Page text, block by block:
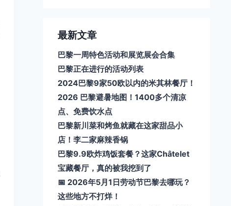
最新文章
巴黎一周特色活动和展览展会合集
巴黎正在进行的活动列表
2024巴黎9家50欧以内的米其林餐厅！
2026 巴黎避暑地图！1400多个清凉
点、免费饮水点
巴黎新川菜和烤鱼就藏在这家甜品小
店！李二家麻辣香锅
巴黎9.9欧炸鸡饭套餐？这家Châtelet
宝藏餐厅，真的被我挖到了
📅 2026年5月1日劳动节巴黎去哪玩？
这些地方不打烊！